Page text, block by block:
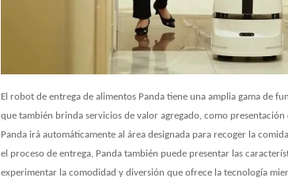
El robot de entrega de alimentos Panda tiene una amplia gama de
que también brinda servicios de valor agregado, como
Panda irá automáticamente al área designada para recoger la
el proceso de entrega, Panda también puede presentar las
experimentar la comodidad y diversión que ofrece la tecnología